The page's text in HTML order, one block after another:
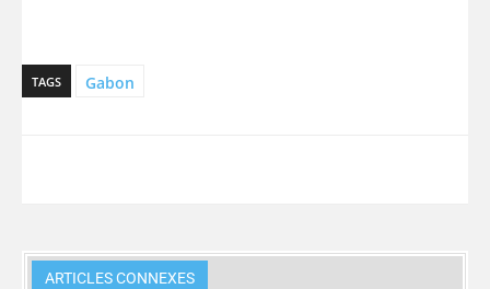
TAGS Gabon
ARTICLES CONNEXES